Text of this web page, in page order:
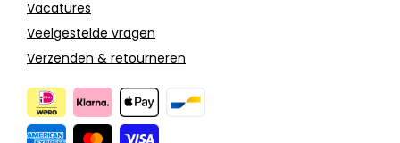
Vacatures
Veelgestelde vragen
Verzenden & retourneren